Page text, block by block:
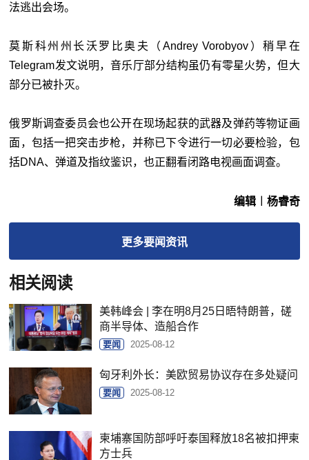
法逃出会场。
莫斯科州州长沃罗比奥夫（Andrey Vorobyov）稍早在
Telegram发文说明，音乐厅部分结构虽仍有零星火势，但大
部分已被扑灭。
俄罗斯调查委员会也公开在现场起获的武器及弹药等物证画
面，包括一把突击步枪，并称已下令进行一切必要检验，包
括DNA、弹道及指纹鉴识，也正翻看闭路电视画面调查。
编辑︱杨睿奇
更多要闻资讯
相关阅读
美韩峰会 | 李在明8月25日晤特朗普，磋
商半导体、造船合作
要闻 2025-08-12
匈牙利外长：美欧贸易协议存在多处疑问
要闻 2025-08-12
柬埔寨国防部呼吁泰国释放18名被扣押柬
方士兵